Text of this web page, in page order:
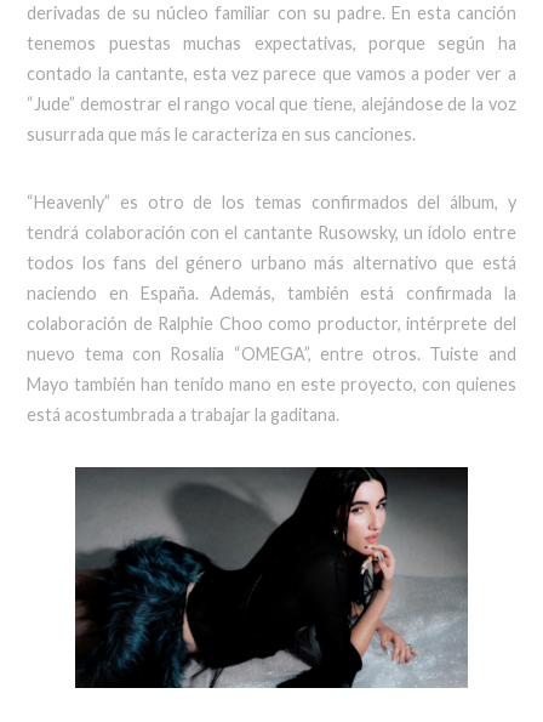
derivadas de su núcleo familiar con su padre. En esta canción
tenemos puestas muchas expectativas, porque según ha
contado la cantante, esta vez parece que vamos a poder ver a
“Jude” demostrar el rango vocal que tiene, alejándose de la voz
susurrada que más le caracteriza en sus canciones.
“Heavenly” es otro de los temas confirmados del álbum, y
tendrá colaboración con el cantante Rusowsky, un ídolo entre
todos los fans del género urbano más alternativo que está
naciendo en España. Además, también está confirmada la
colaboración de Ralphie Choo como productor, intérprete del
nuevo tema con Rosalía “OMEGA”, entre otros. Tuiste and
Mayo también han tenido mano en este proyecto, con quienes
está acostumbrada a trabajar la gaditana.